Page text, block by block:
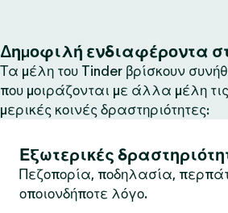
Δημοφιλή ενδιαφέροντα
Τα μέλη του Tinder βρίσκουν
που μοιράζονται με άλλα μέλη
μερικές κοινές δραστηριότητες:
Εξωτερικές
Πεζοπορία, ποδηλασία,
οποιονδήποτε λόγο.